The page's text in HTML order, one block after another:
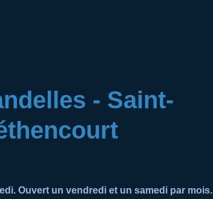
- Saint-
Ouvert un vendredi et un samedi par mois.